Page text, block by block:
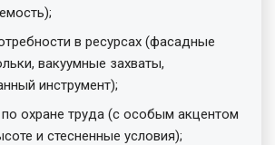
в ресурсах (фасадные
вакуумные захваты,
инструмент);
охране труда (с особым акцентом
и стесненные условия);